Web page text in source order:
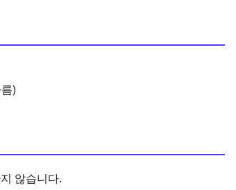
)
않습니다.